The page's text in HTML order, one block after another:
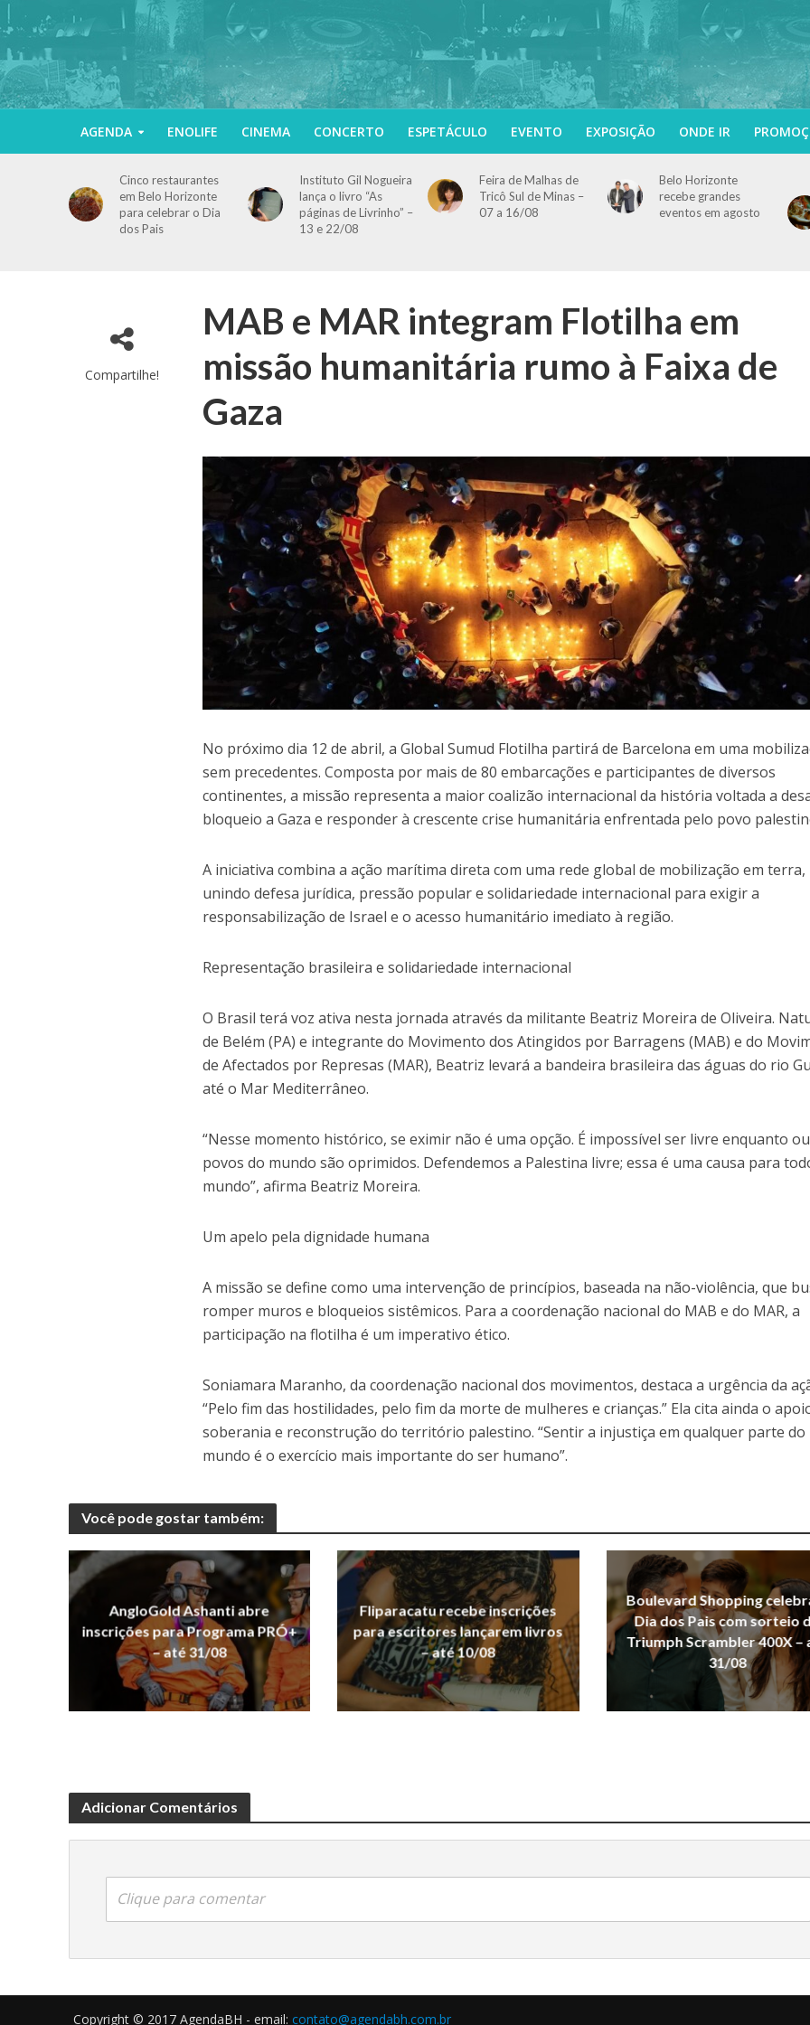
AGENDA ENOLIFE CINEMA CONCERTO ESPETÁCULO EVENTO EXPOSIÇÃO ONDE IR
Cinco restaurantes
em Belo Horizonte
para celebrar o Dia
dos Pais
Instituto Gil Nogueira
lança o livro “As
páginas de Livrinho” –
13 e 22/08
Feira de Malhas de
Tricô Sul de Minas –
07 a 16/08
Belo Horizonte
recebe grandes
eventos em agosto
Compartilhe!
MAB e MAR integram Flotilha em
missão humanitária rumo à Faixa de
Gaza
No próximo dia 12 de abril, a Global Sumud Flotilha partirá de Barcelona em uma
sem precedentes. Composta por mais de 80 embarcações e participantes de diversos
continentes, a missão representa a maior coalizão internacional da história voltada a
bloqueio a Gaza e responder à crescente crise humanitária enfrentada pelo povo
A iniciativa combina a ação marítima direta com uma rede global de mobilização em terra,
unindo defesa jurídica, pressão popular e solidariedade internacional para exigir a
responsabilização de Israel e o acesso humanitário imediato à região.
Representação brasileira e solidariedade internacional
O Brasil terá voz ativa nesta jornada através da militante Beatriz Moreira de Oliveira.
de Belém (PA) e integrante do Movimento dos Atingidos por Barragens (MAB) e do
de Afectados por Represas (MAR), Beatriz levará a bandeira brasileira das águas do rio
até o Mar Mediterrâneo.
“Nesse momento histórico, se eximir não é uma opção. É impossível ser livre enquanto
povos do mundo são oprimidos. Defendemos a Palestina livre; essa é uma causa para
mundo”, afirma Beatriz Moreira.
Um apelo pela dignidade humana
A missão se define como uma intervenção de princípios, baseada na não-violência, que
romper muros e bloqueios sistêmicos. Para a coordenação nacional do MAB e do MAR, a
participação na flotilha é um imperativo ético.
Soniamara Maranho, da coordenação nacional dos movimentos, destaca a urgência da
“Pelo fim das hostilidades, pelo fim da morte de mulheres e crianças.” Ela cita ainda o
soberania e reconstrução do território palestino. “Sentir a injustiça em qualquer parte do
mundo é o exercício mais importante do ser humano”.
Você pode gostar também:
AngloGold Ashanti abre
inscrições para Programa PRÓ+
– até 31/08
Fliparacatu recebe inscrições
para escritores lançarem livros
– até 10/08
Boulevard Shopping
Dia dos Pais com sorteio
Triumph Scrambler 400X –
31/08
Adicionar Comentários
Clique para comentar
Copyright © 2017 AgendaBH - email: contato@agendabh.com.br